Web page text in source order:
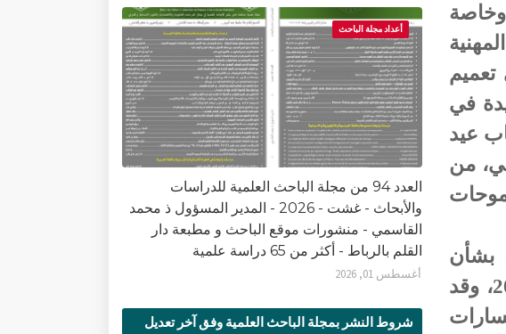
تعميم
في
عيد
من
بشأن
مشروع النموذج التنموي الجديد، وذلك خلال شهر نونبر من سنة 2019، وقد
35 عضوا من مسارات
أعداد مجلة الباحث
العدد 94 من مجلة الباحث العلمية للدراسات
والأبحاث - غشت - 2026 - المدير المسؤول ذ محمد
القاسمي - منشورات موقع الباحث و مطبعة دار
القلم بالرباط - أكثر من 65 دراسة علمية
أغسطس 01, 2026
شروط النشر بمجلة الباحث العلمية وفق آخر تعديل